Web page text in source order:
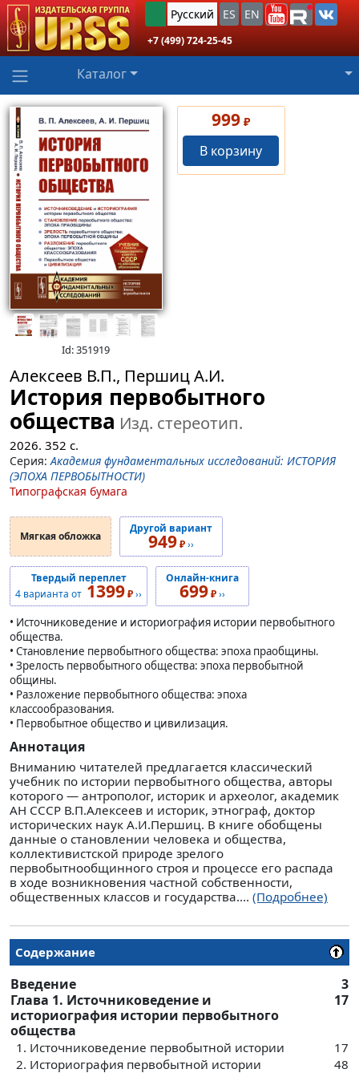
Русский ES EN
+7 (499) 724-25-45
Каталог
Id: 351919
999 ₽
В корзину
Алексеев В.П., Першиц А.И.
История первобытного
общества Изд. стереотип.
2026. 352 с.
Серия:Академия фундаментальных исследований: ИСТОРИЯ
(ЭПОХА ПЕРВОБЫТНОСТИ)
Типографская бумага
Мягкая обложка
Другой вариант
949₽››
Твердый переплет
4 варианта от 1399₽››
Онлайн-книга
699₽››
• Источниковедение и историография истории первобытного
общества.
• Становление первобытного общества: эпоха праобщины.
• Зрелость первобытного общества: эпоха первобытной
общины.
• Разложение первобытного общества: эпоха
классообразования.
• Первобытное общество и цивилизация.
Аннотация
Вниманию читателей предлагается классический
учебник по истории первобытного общества, авторы
которого — антрополог, историк и археолог, академик
АН СССР В.П.Алексеев и историк, этнограф, доктор
исторических наук А.И.Першиц. В книге обобщены
данные о становлении человека и общества,
коллективистской природе зрелого
первобытнообщинного строя и процессе его распада
в ходе возникновения частной собственности,
общественных классов и государства.... (Подробнее)
Содержание
Введение
3
Глава 1. Источниковедение и
историография истории первобытного
общества
17
1. Источниковедение первобытной истории
17
2. Историография первобытной истории
48